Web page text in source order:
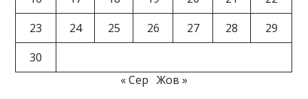
23
24 25 26 27 28
29
30
« Сер Жов »